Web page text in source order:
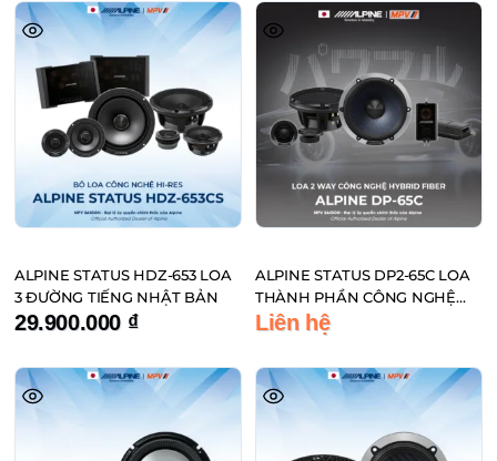
ALPINE STATUS HDZ-653 LOA
3 ĐƯỜNG TIẾNG NHẬT BẢN
29.900.000 ₫
ALPINE STATUS DP2-65C LOA
THÀNH PHẦN CÔNG NGHỆ
HYBRID FIBER ĐẾN TỪ NHẬT
Liên hệ